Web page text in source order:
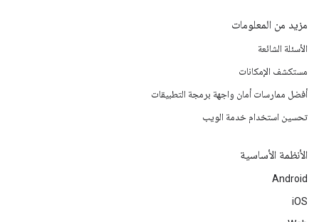
مزيد من المعلومات
الأسئلة الشائعة
مستكشف الإمكانات
أفضل ممارسات أمان واجهة برمجة التطبيقات
تحسين استخدام خدمة الويب
الأنظمة الأساسية
Android
iOS